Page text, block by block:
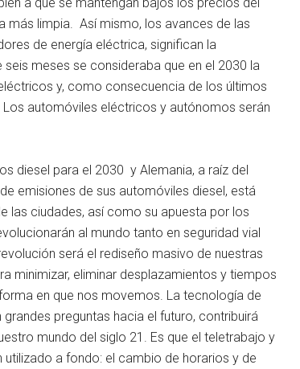
más limpia. Así mismo, los avances de las
de energía eléctrica, significan la
meses se consideraba que en el 2030 la
y, como consecuencia de los últimos
automóviles eléctricos y autónomos serán
diesel para el 2030 y Alemania, a raíz del
emisiones de sus automóviles diesel, está
las ciudades, así como su apuesta por los
al mundo tanto en seguridad vial
será el rediseño masivo de nuestras
minimizar, eliminar desplazamientos y tiempos
en que nos movemos. La tecnología de
preguntas hacia el futuro, contribuirá
mundo del siglo 21. Es que el teletrabajo y
utilizado a fondo: el cambio de horarios y de